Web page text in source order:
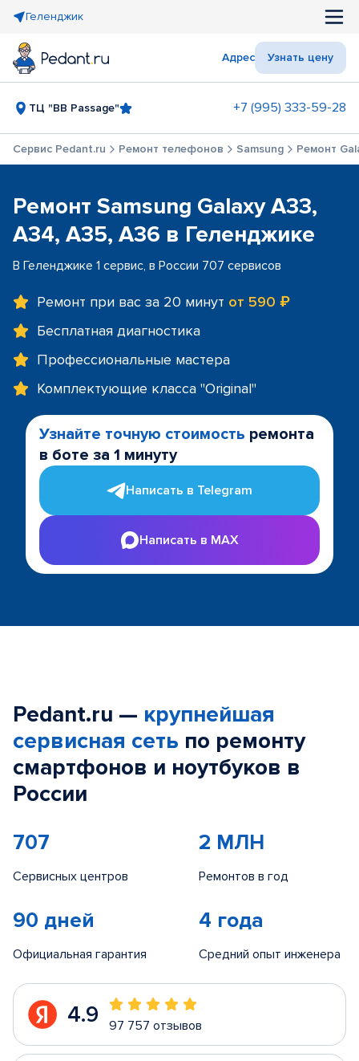
Геленджик
Адрес Узнать цену
ТЦ "BB Passage" +7 (995) 333-59-28
Сервис Pedant.ru Ремонт телефонов Samsung Ремонт
Ремонт Samsung Galaxy A33,
A34, A35, A36 в Геленджике
В Геленджике 1 сервис, в России 707 сервисов
Ремонт при вас за 20 минут от 590 ₽
Бесплатная диагностика
Профессиональные мастера
Комплектующие класса "Original"
Узнайте точную стоимость ремонта
в боте за 1 минуту
Написать в Telegram
Написать в MAX
Pedant.ru — крупнейшая
сервисная сеть по ремонту
смартфонов и ноутбуков в
России
707
Сервисных центров
2 МЛН
Ремонтов в год
90 дней
Официальная гарантия
4 года
Средний опыт инженера
4.9 97 757 отзывов